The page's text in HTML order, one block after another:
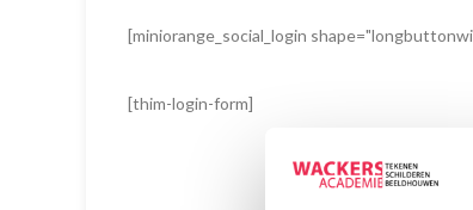
[miniorange_social_login
[thim-login-form]